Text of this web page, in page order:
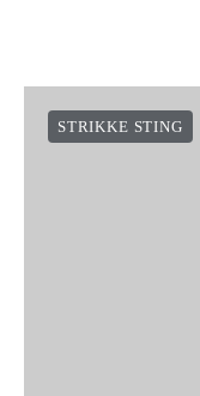
STRIKKE STING